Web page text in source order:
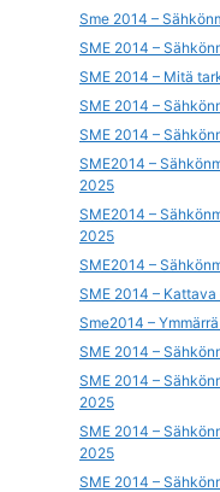
Sme 2014 –
SME 2014 –
SME 2014 – Mitä
SME 2014 –
SME 2014 –
SME2014 –
2025
SME2014 –
2025
SME2014 –
SME 2014 –
Sme2014 –
SME 2014 –
SME 2014 –
2025
SME 2014 –
2025
SME 2014 –